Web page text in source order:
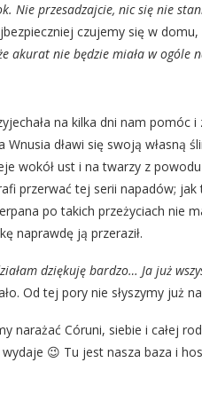
Nie przesadzajcie, nic się nie
czujemy się w
akurat nie będzie miała w ogóle
na kilka dni nam pomóc
dławi się swoją własną
wokół ust i na twarzy z
przerwać tej serii napadów;
po takich przeżyciach nie
naprawdę ją przeraził.
dziękuję bardzo… Ja już
Od tej pory nie słyszymy już
narażać Córuni, siebie i całej
😉 Tu jest nasza baza i